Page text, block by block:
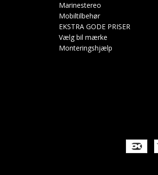
Marinestereo
Mobiltilbehør
EKSTRA GODE PRISER
Vælg bil mærke
Monteringshjælp